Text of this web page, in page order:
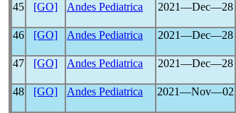
45
[GO] Andes Pediatrica 2021―Dec―28
46 [GO] Andes Pediatrica 2021―Dec―28
47
[GO] Andes Pediatrica 2021―Dec―28
48
[GO] Andes Pediatrica 2021―Nov―02